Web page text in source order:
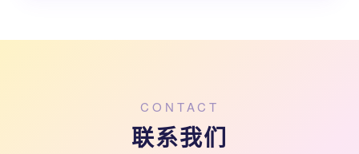
CONTACT
联系我们